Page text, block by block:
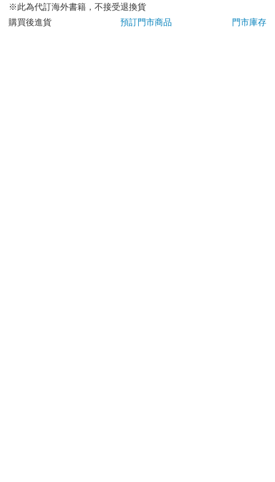
若非上列種類商品，均享有到貨7天的猶豫期（含例假
日）。
※此為代訂海外書籍，不接受退換貨
購買後進貨
預訂門市商品 門市庫存